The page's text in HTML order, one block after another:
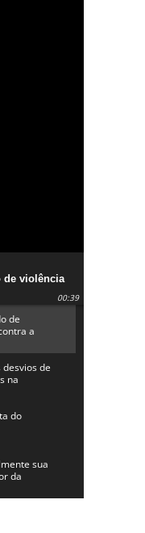
de violência
Lucinha
00:39
de
a
de
na
do
sua
da